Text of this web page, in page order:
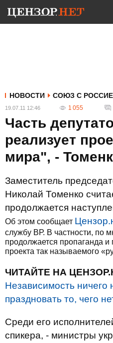
НОВОСТИ СОЮЗ С
19.07.11 12:46 1 055
Часть
реализует
мира", -
Заместитель
Николай Томенко
продолжается
Об этом сообщает
службу ВР. В частности, по
продолжается пропаганда и
проекта так называемого
ЧИТАЙТЕ НА
Независимость
праздновать то, чего
Среди его
спикера, - министры